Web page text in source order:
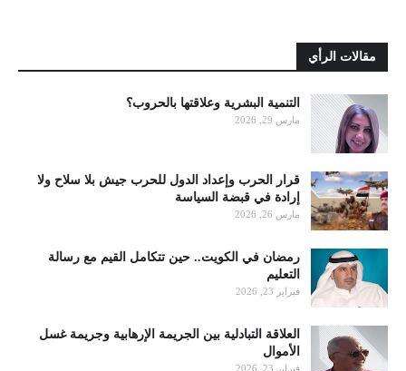
مقالات الرأي
التنمية البشرية وعلاقتها بالحروب؟
مارس 29, 2026
قرار الحرب وإعداد الدول للحرب جيش بلا سلاح ولا
إرادة في قبضة السياسة
مارس 26, 2026
رمضان في الكويت.. حين تتكامل القيم مع رسالة
التعليم
فبراير 23, 2026
العلاقة التبادلية بين الجريمة الإرهابية وجريمة غسل
الأموال
فبراير 23, 2026